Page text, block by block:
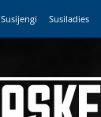
Susijengi Susiladies